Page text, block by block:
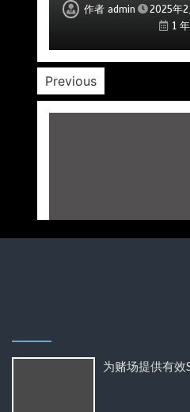
作者 admin 2025年2
1 年
作者 admin 2025年2
1 年
作者 admin 2025年2
1 年
作者 admin 2025年2
1 年
作者 admin 2025年2
1 年
作者 admin 2025年2
1 年
作者 admin 2025年2
1 年
Previous
为赌场提供有效